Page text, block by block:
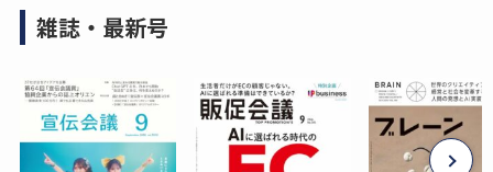
雑誌・最新号